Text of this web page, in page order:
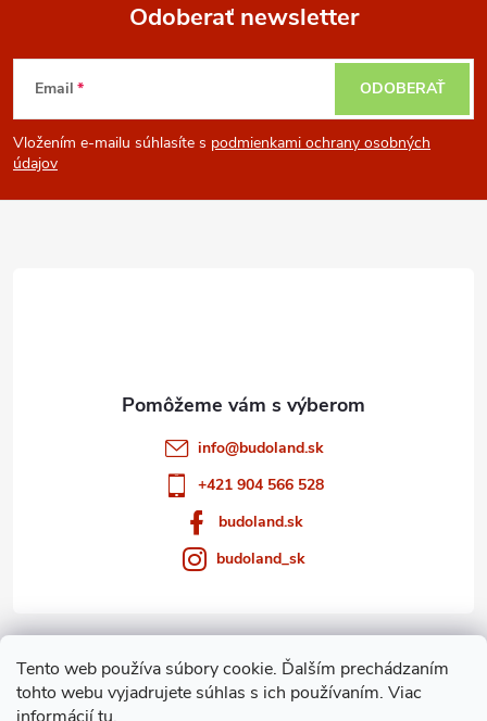
Tento web používa súbory cookie. Ďalším prechádzaním
tohto webu vyjadrujete súhlas s ich používaním. Viac
Z
á
p
Odoberať newsletter
Email
Vložením e-mailu súhlasíte s podmienkami ochrany osobných
údajov
ODOBERAŤ
info@budoland.sk
+421 904 566 528
budoland.sk
budoland_sk
Informácie pre vás